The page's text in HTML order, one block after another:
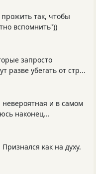
так, чтобы
вспомнить"))
запросто
разве убегать от стр...
невероятная и в самом
наконец...
как на духу.